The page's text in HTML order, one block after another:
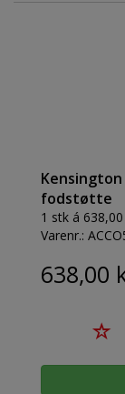
fodstøtte
1 stk á 638,00
Varenr.:
638,00